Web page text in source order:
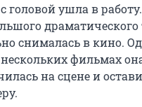
головой ушла в
драматического
снималась в кино.
фильмах
на сцене и